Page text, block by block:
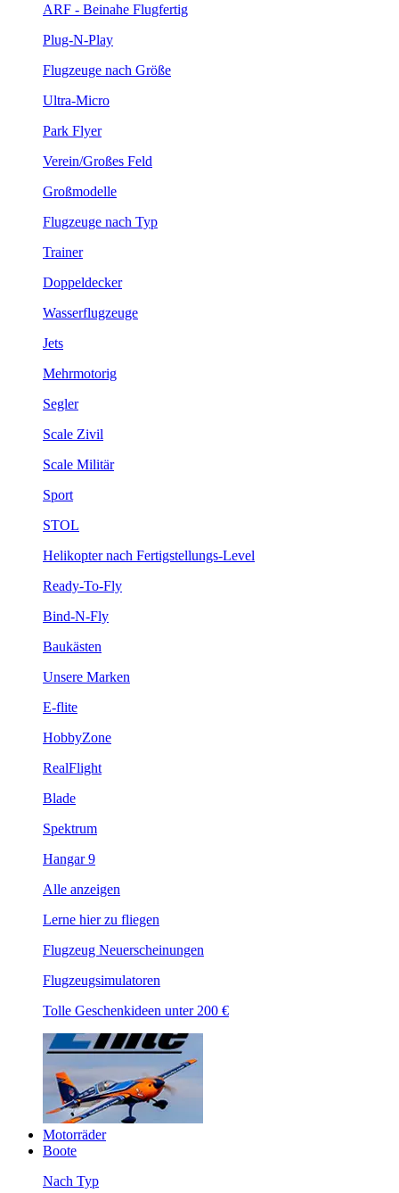
ARF - Beinahe Flugfertig
Plug-N-Play
Flugzeuge nach Größe
Ultra-Micro
Park Flyer
Verein/Großes Feld
Großmodelle
Flugzeuge nach Typ
Trainer
Doppeldecker
Wasserflugzeuge
Jets
Mehrmotorig
Segler
Scale Zivil
Scale Militär
Sport
STOL
Helikopter nach Fertigstellungs-Level
Ready-To-Fly
Bind-N-Fly
Baukästen
Unsere Marken
E-flite
HobbyZone
RealFlight
Blade
Spektrum
Hangar 9
Alle anzeigen
Lerne hier zu fliegen
Flugzeug Neuerscheinungen
Flugzeugsimulatoren
Tolle Geschenkideen unter 200 €
Motorräder
Boote
Nach Typ